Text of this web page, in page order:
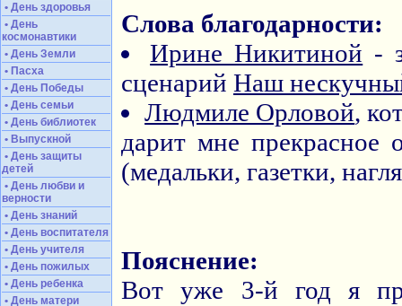
• День здоровья
• День
космонавтики
• День Земли
• Пасха
• День Победы
• День семьи
• День библиотек
• Выпускной
• День защиты
детей
• День любви и
верности
• День знаний
• День воспитателя
• День учителя
• День пожилых
• День ребенка
• День матери
Слова благодарности:
Ирине Никитиной -
сценарий Наш
Людмиле Орловой,
дарит мне прекрасное
(медальки, газетки,
Пояснение:
Вот уже 3-й год я